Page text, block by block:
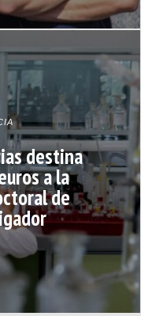
destina
a la
de